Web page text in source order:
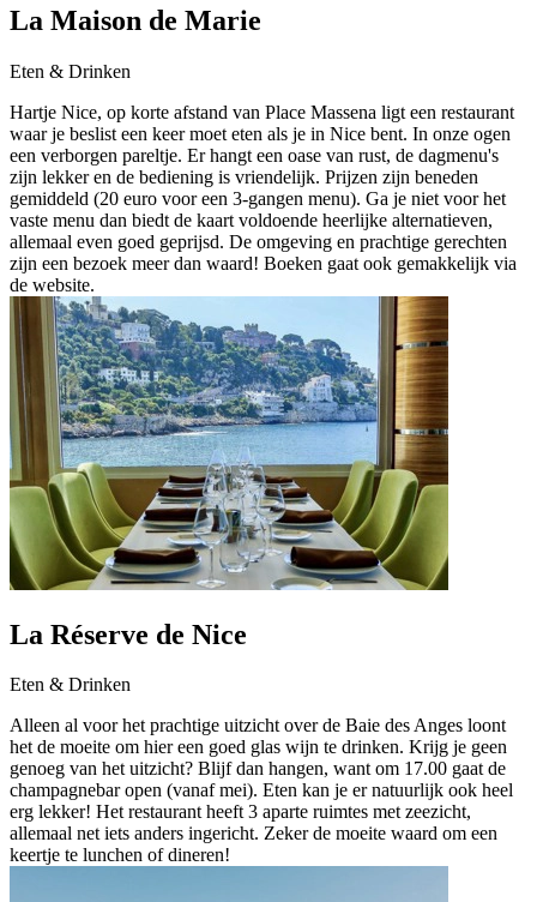
La Maison de Marie
Eten & Drinken
Hartje Nice, op korte afstand van Place Massena ligt een restaurant
waar je beslist een keer moet eten als je in Nice bent. In onze ogen
een verborgen pareltje. Er hangt een oase van rust, de dagmenu's
zijn lekker en de bediening is vriendelijk. Prijzen zijn beneden
gemiddeld (20 euro voor een 3-gangen menu). Ga je niet voor het
vaste menu dan biedt de kaart voldoende heerlijke alternatieven,
allemaal even goed geprijsd. De omgeving en prachtige gerechten
zijn een bezoek meer dan waard! Boeken gaat ook gemakkelijk via
de website.
La Réserve de Nice
Eten & Drinken
Alleen al voor het prachtige uitzicht over de Baie des Anges loont
het de moeite om hier een goed glas wijn te drinken. Krijg je geen
genoeg van het uitzicht? Blijf dan hangen, want om 17.00 gaat de
champagnebar open (vanaf mei). Eten kan je er natuurlijk ook heel
erg lekker! Het restaurant heeft 3 aparte ruimtes met zeezicht,
allemaal net iets anders ingericht. Zeker de moeite waard om een
keertje te lunchen of dineren!